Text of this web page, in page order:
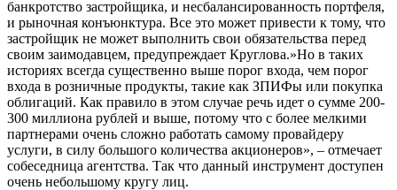
банкротство застройщика, и несбалансированность портфеля,
и рыночная конъюнктура. Все это может привести к тому, что
застройщик не может выполнить свои обязательства перед
своим заимодавцем, предупреждает Круглова.»Но в таких
историях всегда существенно выше порог входа, чем порог
входа в розничные продукты, такие как ЗПИФы или покупка
облигаций. Как правило в этом случае речь идет о сумме 200-
300 миллиона рублей и выше, потому что с более мелкими
партнерами очень сложно работать самому провайдеру
услуги, в силу большого количества акционеров», – отмечает
собеседница агентства. Так что данный инструмент доступен
очень небольшому кругу лиц.